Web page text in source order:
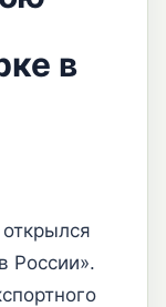
в
России».